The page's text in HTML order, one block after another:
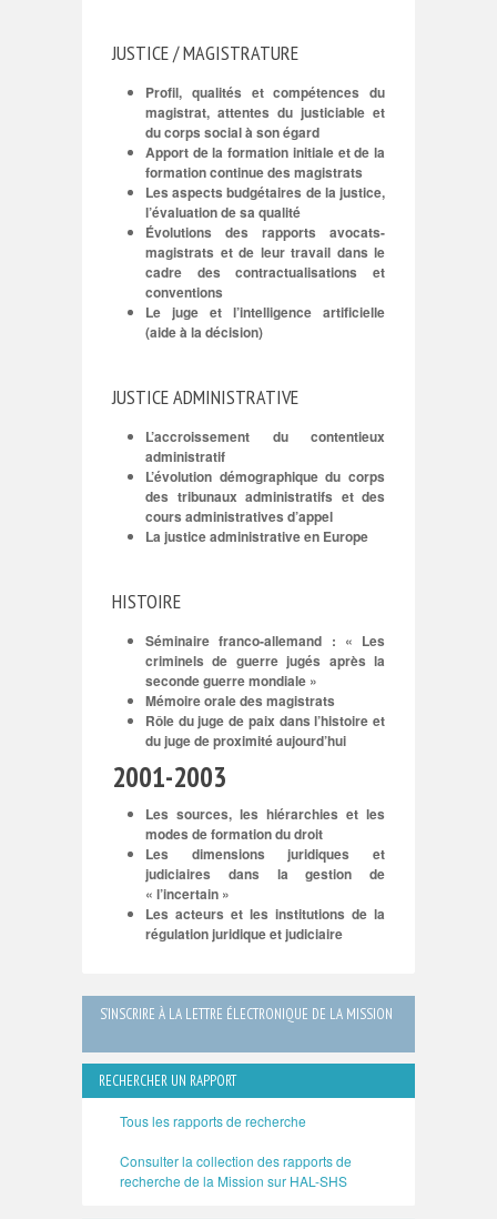
JUSTICE / MAGISTRATURE
Profil, qualités et compétences du
magistrat, attentes du justiciable et
du corps social à son égard
Apport de la formation initiale et de la
formation continue des magistrats
Les aspects budgétaires de la justice,
l’évaluation de sa qualité
Évolutions des rapports avocats-
magistrats et de leur travail dans le
cadre des contractualisations et
conventions
Le juge et l’intelligence artificielle
(aide à la décision)
JUSTICE ADMINISTRATIVE
L’accroissement du contentieux
administratif
L’évolution démographique du corps
des tribunaux administratifs et des
cours administratives d’appel
La justice administrative en Europe
HISTOIRE
Séminaire franco-allemand : « Les
criminels de guerre jugés après la
seconde guerre mondiale »
Mémoire orale des magistrats
Rôle du juge de paix dans l’histoire et
du juge de proximité aujourd’hui
2001-2003
Les sources, les hiérarchies et les
modes de formation du droit
Les dimensions juridiques et
judiciaires dans la gestion de
« l’incertain »
Les acteurs et les institutions de la
régulation juridique et judiciaire
S’INSCRIRE À LA LETTRE ÉLECTRONIQUE DE LA MISSION
RECHERCHER UN RAPPORT
Tous les rapports de recherche
Consulter la collection des rapports de
recherche de la Mission sur HAL-SHS